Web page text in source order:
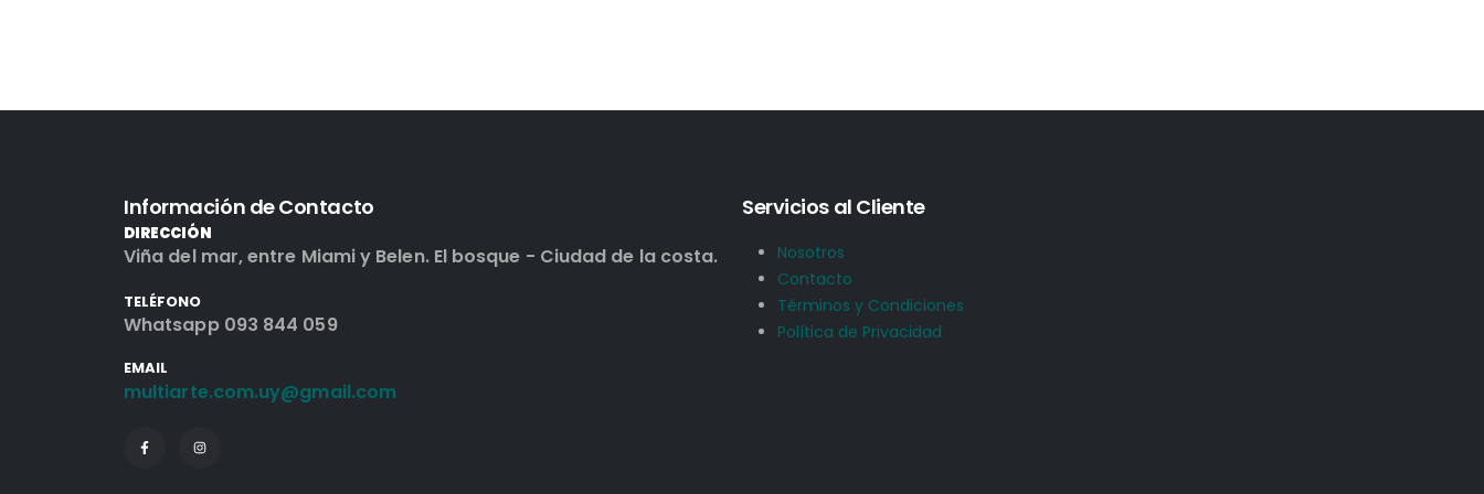
Información de Contacto
DIRECCIÓN
Viña del mar, entre Miami y Belen. El bosque - Ciudad de la costa.
TELÉFONO
Whatsapp 093 844 059
EMAIL
multiarte.com.uy@gmail.com
Servicios al Cliente
Nosotros
Contacto
Términos y Condiciones
Política de Privacidad